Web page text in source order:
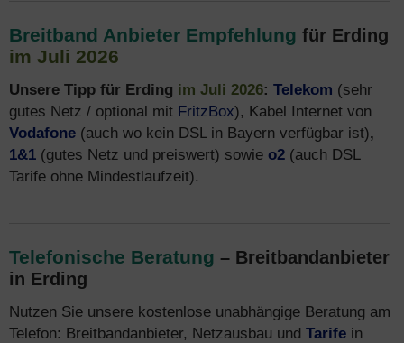
Breitband Anbieter Empfehlung für Erding
im Juli 2026
Unsere Tipp für Erding im Juli 2026: Telekom (sehr
gutes Netz / optional mit FritzBox), Kabel Internet von
Vodafone (auch wo kein DSL in Bayern verfügbar ist),
1&1 (gutes Netz und preiswert) sowie o2 (auch DSL
Tarife ohne Mindestlaufzeit).
Telefonische Beratung – Breitbandanbieter
in Erding
Nutzen Sie unsere kostenlose unabhängige Beratung am
Telefon: Breitbandanbieter, Netzausbau und Tarife in